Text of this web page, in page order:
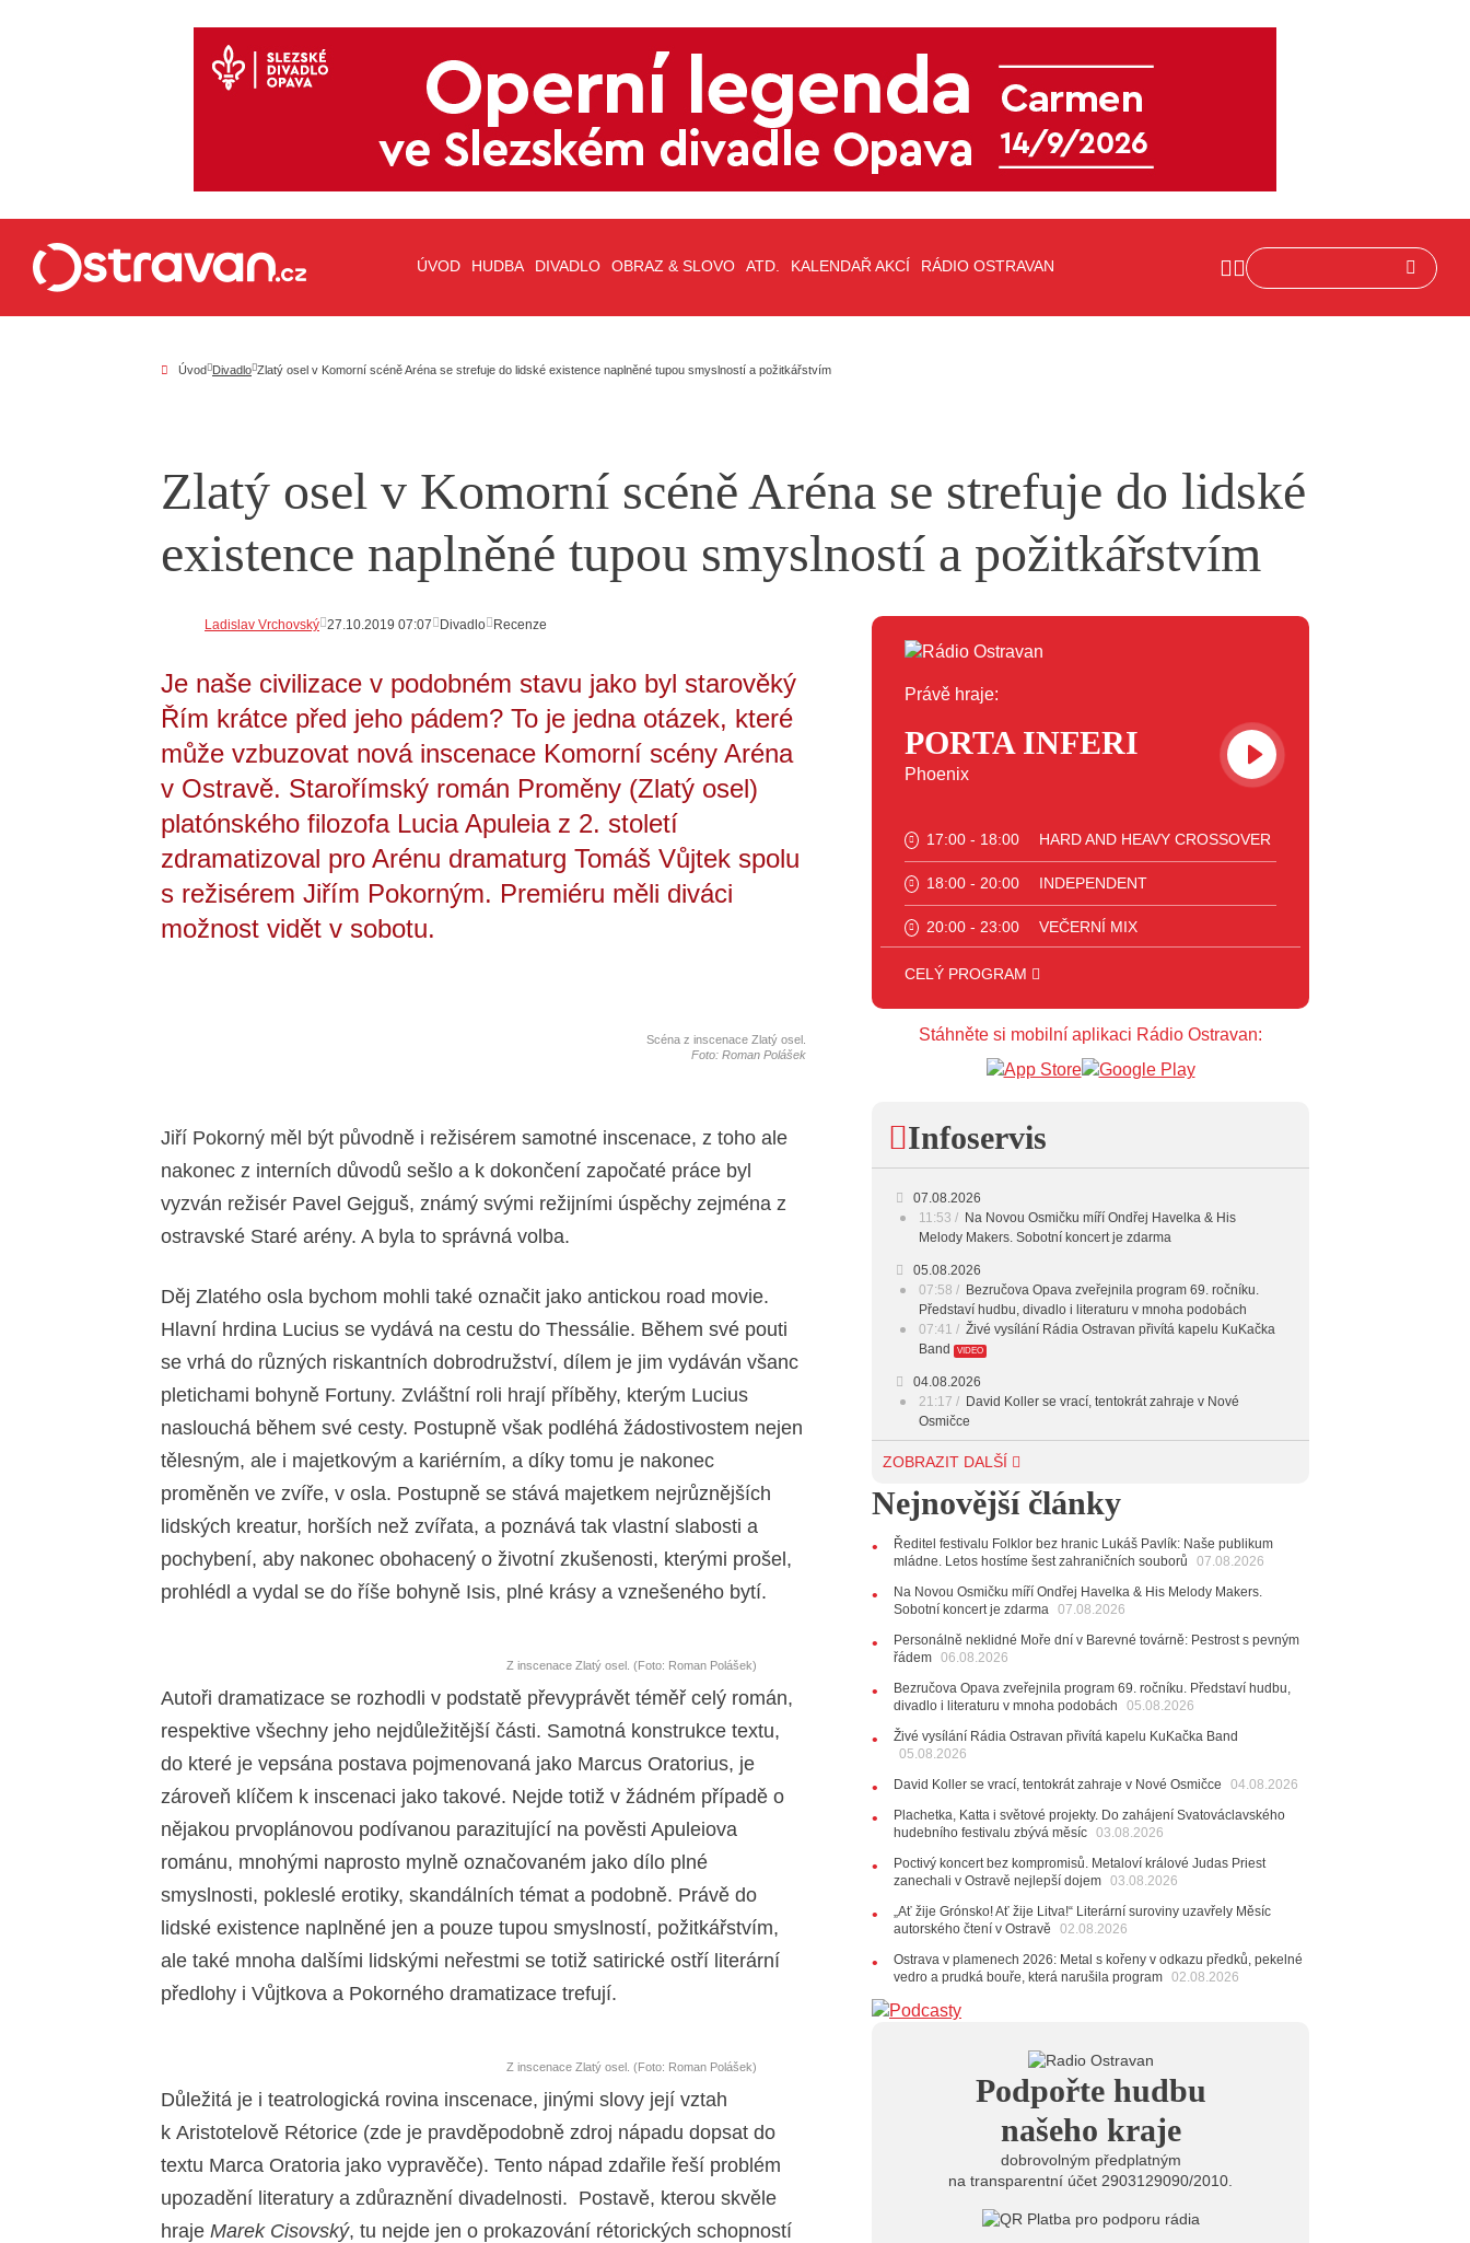
ÚVOD HUDBA DIVADLO OBRAZ & SLOVO ATD. KALENDAŘ AKCÍ RÁDIO OSTRAVAN
Úvod Divadlo Zlatý osel v Komorní scéně Aréna se strefuje do lidské existence naplněné tupou smyslností a požitkářstvím
Zlatý osel v Komorní scéně Aréna se strefuje do lidské
existence naplněné tupou smyslností a požitkářstvím
Ladislav Vrchovský 27.10.2019 07:07 Divadlo Recenze
Je naše civilizace v podobném stavu jako byl starověký
Řím krátce před jeho pádem? To je jedna otázek, které
může vzbuzovat nová inscenace Komorní scény Aréna
v Ostravě. Starořímský román Proměny (Zlatý osel)
platónského filozofa Lucia Apuleia z 2. století
zdramatizoval pro Arénu dramaturg Tomáš Vůjtek spolu
s režisérem Jiřím Pokorným. Premiéru měli diváci
možnost vidět v sobotu.
Scéna z inscenace Zlatý osel.
Foto: Roman Polášek
Jiří Pokorný měl být původně i režisérem samotné inscenace, z toho ale
nakonec z interních důvodů sešlo a k dokončení započaté práce byl
vyzván režisér Pavel Gejguš, známý svými režijními úspěchy zejména z
ostravské Staré arény. A byla to správná volba.
Děj Zlatého osla bychom mohli také označit jako antickou road movie.
Hlavní hrdina Lucius se vydává na cestu do Thessálie. Během své pouti
se vrhá do různých riskantních dobrodružství, dílem je jim vydáván všanc
pletichami bohyně Fortuny. Zvláštní roli hrají příběhy, kterým Lucius
naslouchá během své cesty. Postupně však podléhá žádostivostem nejen
tělesným, ale i majetkovým a kariérním, a díky tomu je nakonec
proměněn ve zvíře, v osla. Postupně se stává majetkem nejrůznějších
lidských kreatur, horších než zvířata, a poznává tak vlastní slabosti a
pochybení, aby nakonec obohacený o životní zkušenosti, kterými prošel,
prohlédl a vydal se do říše bohyně Isis, plné krásy a vznešeného bytí.
Z inscenace Zlatý osel. (Foto: Roman Polášek)
Autoři dramatizace se rozhodli v podstatě převyprávět téměř celý román,
respektive všechny jeho nejdůležitější části. Samotná konstrukce textu,
do které je vepsána postava pojmenovaná jako Marcus Oratorius, je
zároveň klíčem k inscenaci jako takové. Nejde totiž v žádném případě o
nějakou prvoplánovou podívanou parazitující na pověsti Apuleiova
románu, mnohými naprosto mylně označovaném jako dílo plné
smyslnosti, pokleslé erotiky, skandálních témat a podobně. Právě do
lidské existence naplněné jen a pouze tupou smyslností, požitkářstvím,
ale také mnoha dalšími lidskými neřestmi se totiž satirické ostří literární
předlohy i Vůjtkova a Pokorného dramatizace trefují.
Z inscenace Zlatý osel. (Foto: Roman Polášek)
Důležitá je i teatrologická rovina inscenace, jinými slovy její vztah
k Aristotelově Rétorice (zde je pravděpodobně zdroj nápadu dopsat do
textu Marca Oratoria jako vypravěče). Tento nápad zdařile řeší problém
upozadění literatury a zdůraznění divadelnosti. Postavě, kterou skvěle
hraje Marek Cisovský, tu nejde jen o prokazování rétorických schopností
Právě hraje:
PORTA INFERI
Phoenix
17:00 - 18:00 HARD AND HEAVY CROSSOVER
18:00 - 20:00 INDEPENDENT
20:00 - 23:00 VEČERNÍ MIX
23:00 - 00:00
CELÝ PROGRAM
Stáhněte si mobilní aplikaci Rádio Ostravan:
Infoservis
07.08.2026
11:53
Na Novou Osmičku míří Ondřej Havelka & His
Melody Makers. Sobotní koncert je zdarma
05.08.2026
07:58
Bezručova Opava zveřejnila program 69. ročníku.
Představí hudbu, divadlo i literaturu v mnoha podobách
07:41
Živé vysílání Rádia Ostravan přivítá kapelu KuKačka
Band
VIDEO
04.08.2026
21:17
David Koller se vrací, tentokrát zahraje v Nové
Osmičce
03.08.2026
Svatováclavského hudebního festivalu zbývá měsíc
11:00
Do Ostravy se vrací britští Modestep, vystoupí v
listopadu v klubu Barrák
VIDEO
10:33
Úsměvné historky ze života ostravské kapely Verše:
Od zapomenutých baterek až po kuriózní krádež kláves
28.07.2026
několik desítek posledních vstupenek
27.07.2026
20:44
10:06
Ladná Čeladná nabídne Olympic, Langerovou i
Kirschner, návštěvníci nově zaplatí už jen pomocí čipů
24.07.2026
17:06
Zpěvačka Tanja vydala nové EP Plamen VIDEO
10:02
Kapela Midnight v Rádiu Ostravan: Od minulého roku
jsme upgradovali naši show
AUDIO
21.07.2026
20:09
Na Novou Osmičku míří Bára Zmeková Trio. Výrazná
osobnost české alternativní scény zahraje ve Frýdku-Místku
20.07.2026
Štěrkovna Open Music: Klubová scéna na festivalu
nabídne Krhuta i Beatles
ZOBRAZIT DALŠÍ
Nejnovější články
Ředitel festivalu Folklor bez hranic Lukáš Pavlík: Naše publikum
mládne. Letos hostíme šest zahraničních souborů
07.08.2026
Na Novou Osmičku míří Ondřej Havelka & His Melody Makers.
Sobotní koncert je zdarma 07.08.2026
Personálně neklidné Moře dní v Barevné továrně: Pestrost s pevným
řádem 06.08.2026
Bezručova Opava zveřejnila program 69. ročníku. Představí hudbu,
divadlo i literaturu v mnoha podobách
05.08.2026
Živé vysílání Rádia Ostravan přivítá kapelu KuKačka Band
05.08.2026
David Koller se vrací, tentokrát zahraje v Nové Osmičce
04.08.2026
Plachetka, Katta i světové projekty. Do zahájení Svatováclavského
hudebního festivalu zbývá měsíc 03.08.2026
Poctivý koncert bez kompromisů. Metaloví králové Judas Priest
zanechali v Ostravě nejlepší dojem 03.08.2026
„Ať žije Grónsko! Ať žije Litva!“ Literární suroviny uzavřely Měsíc
autorského čtení v Ostravě
02.08.2026
Ostrava v plamenech 2026: Metal s kořeny v odkazu předků, pekelné
vedro a prudká bouře, která narušila program 02.08.2026
Podpořte hudbu
našeho kraje
dobrovolným předplatným
na transparentní účet 2903129090/2010.